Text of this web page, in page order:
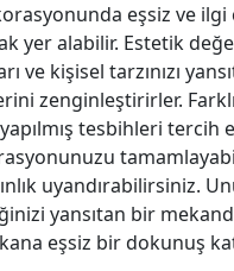
eşsiz ve ilgi
yer alabilir. Estetik
ve kişisel tarzınızı
zenginleştirirler. Farklı
tesbihleri tercih
uyandırabilirsiniz.
yansıtan bir
eşsiz bir dokunuş